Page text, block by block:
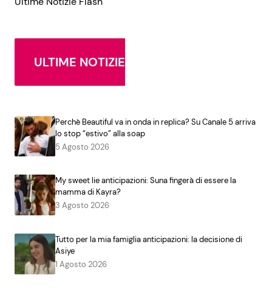
ULTIME NOTIZIE
Perchè Beautiful va in onda in replica? Su Canale 5 arriva
lo stop “estivo” alla soap
5 Agosto 2026
My sweet lie anticipazioni: Suna fingerà di essere la
mamma di Kayra?
3 Agosto 2026
Tutto per la mia famiglia anticipazioni: la decisione di
Asiye
1 Agosto 2026